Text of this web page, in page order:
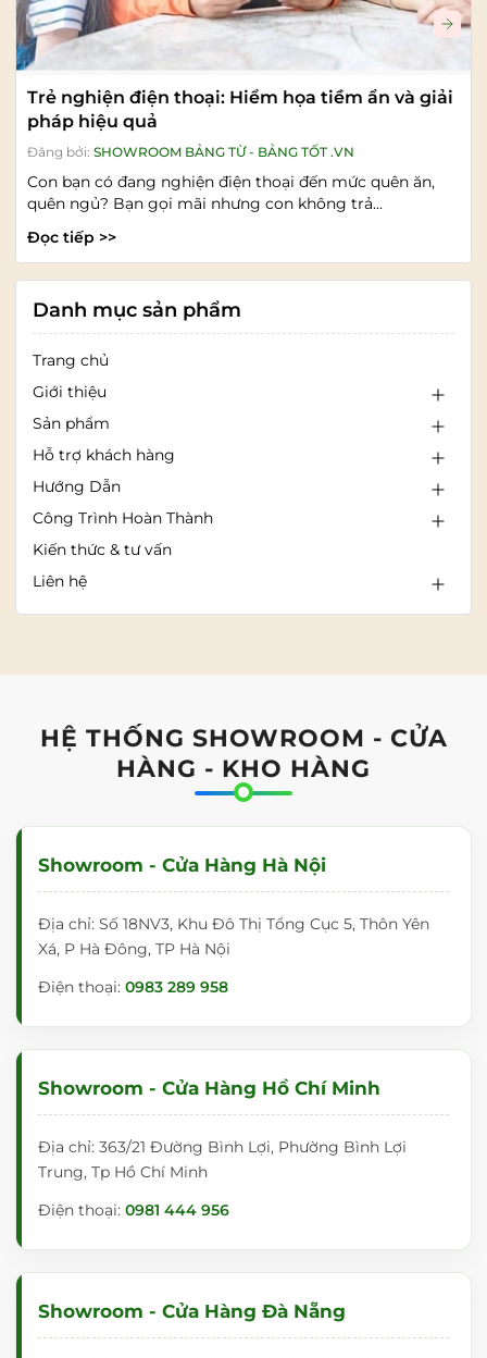
Trẻ nghiện điện thoại: Hiểm họa tiềm ẩn và giải
pháp hiệu quả
Đăng bởi: SHOWROOM BẢNG TỪ - BẢNG TỐT .VN
Con bạn có đang nghiện điện thoại đến mức quên ăn,
quên ngủ? Bạn gọi mãi nhưng con không trả...
Đọc tiếp >>
Danh mục sản phẩm
Trang chủ
Giới thiệu
Sản phẩm
Hỗ trợ khách hàng
Hướng Dẫn
Công Trình Hoàn Thành
Kiến thức & tư vấn
Liên hệ
HỆ THỐNG SHOWROOM - CỬA
HÀNG - KHO HÀNG
Showroom - Cửa Hàng Hà Nội
Địa chỉ: Số 18NV3, Khu Đô Thị Tổng Cục 5, Thôn Yên
Xá, P Hà Đông, TP Hà Nội
Điện thoại: 0983 289 958
Showroom - Cửa Hàng Hồ Chí Minh
Địa chỉ: 363/21 Đường Bình Lợi, Phường Bình Lợi
Trung, Tp Hồ Chí Minh
Điện thoại: 0981 444 956
Showroom - Cửa Hàng Đà Nẵng